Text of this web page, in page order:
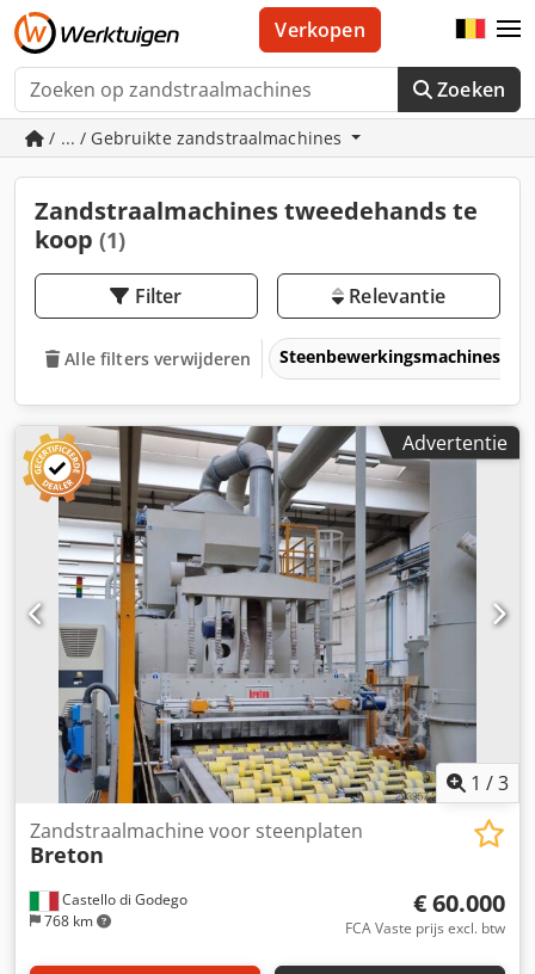
Zoeken
Verkopen
/ ... / Gebruikte zandstraalmachines
Zandstraalmachines tweedehands te
koop (1)
Filter Relevantie
Alle filters verwijderen Steenbewerkingsmachines
Advertentie
1 /3
Castello di Godego
768 km
Zandstraalmachine voor steenplaten
Breton
€ 60.000
FCA Vaste prijs excl. btw